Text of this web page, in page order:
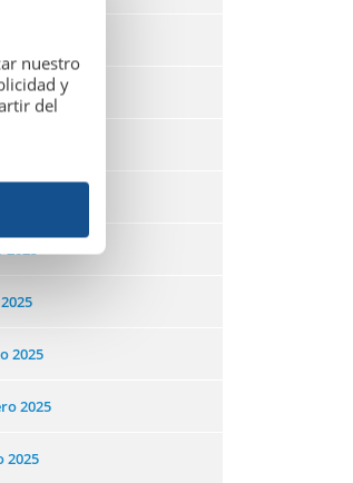
2025
2025
2025
2025
2025
nuestro
y
del